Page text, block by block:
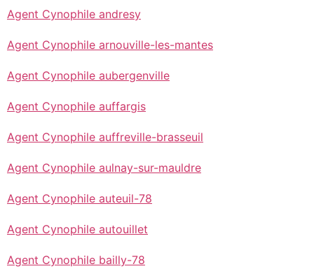
Agent Cynophile andresy
Agent Cynophile arnouville-les-mantes
Agent Cynophile aubergenville
Agent Cynophile auffargis
Agent Cynophile auffreville-brasseuil
Agent Cynophile aulnay-sur-mauldre
Agent Cynophile auteuil-78
Agent Cynophile autouillet
Agent Cynophile bailly-78